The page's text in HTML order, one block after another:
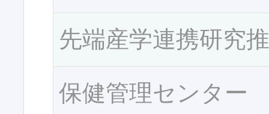
先端産学連携研究
保健管理センター